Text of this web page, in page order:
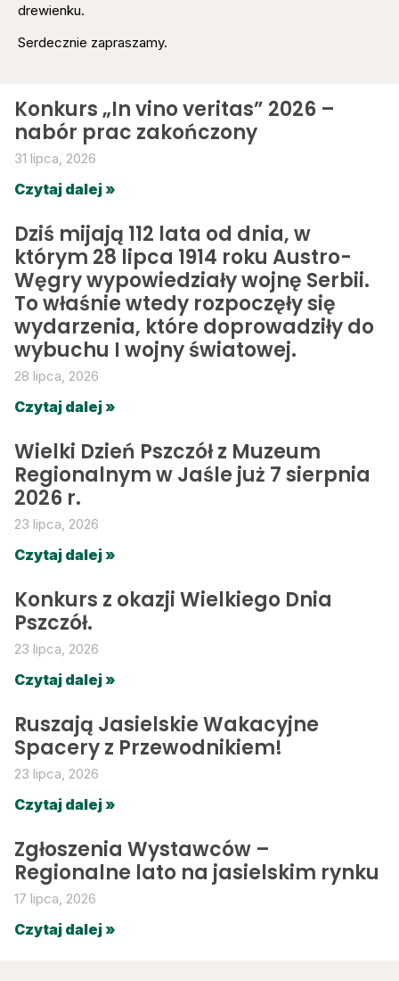
drewienku.
Serdecznie zapraszamy.
Konkurs „In vino veritas” 2026 –
nabór prac zakończony
31 lipca, 2026
Czytaj dalej »
Dziś mijają 112 lata od dnia, w
którym 28 lipca 1914 roku Austro-
Węgry wypowiedziały wojnę Serbii.
To właśnie wtedy rozpoczęły się
wydarzenia, które doprowadziły do
wybuchu I wojny światowej.
28 lipca, 2026
Czytaj dalej »
Wielki Dzień Pszczół z Muzeum
Regionalnym w Jaśle już 7 sierpnia
2026 r.
23 lipca, 2026
Czytaj dalej »
Konkurs z okazji Wielkiego Dnia
Pszczół.
23 lipca, 2026
Czytaj dalej »
Ruszają Jasielskie Wakacyjne
Spacery z Przewodnikiem!
23 lipca, 2026
Czytaj dalej »
Zgłoszenia Wystawców –
Regionalne lato na jasielskim rynku
17 lipca, 2026
Czytaj dalej »